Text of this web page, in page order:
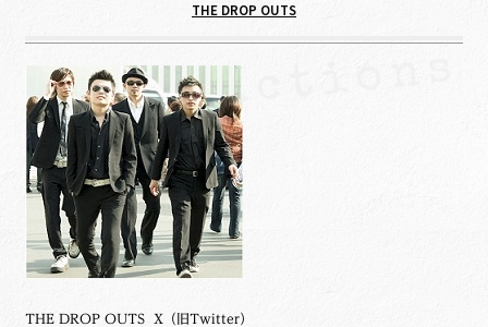
THE DROP OUTS
THE DROP OUTS X（旧Twitter）